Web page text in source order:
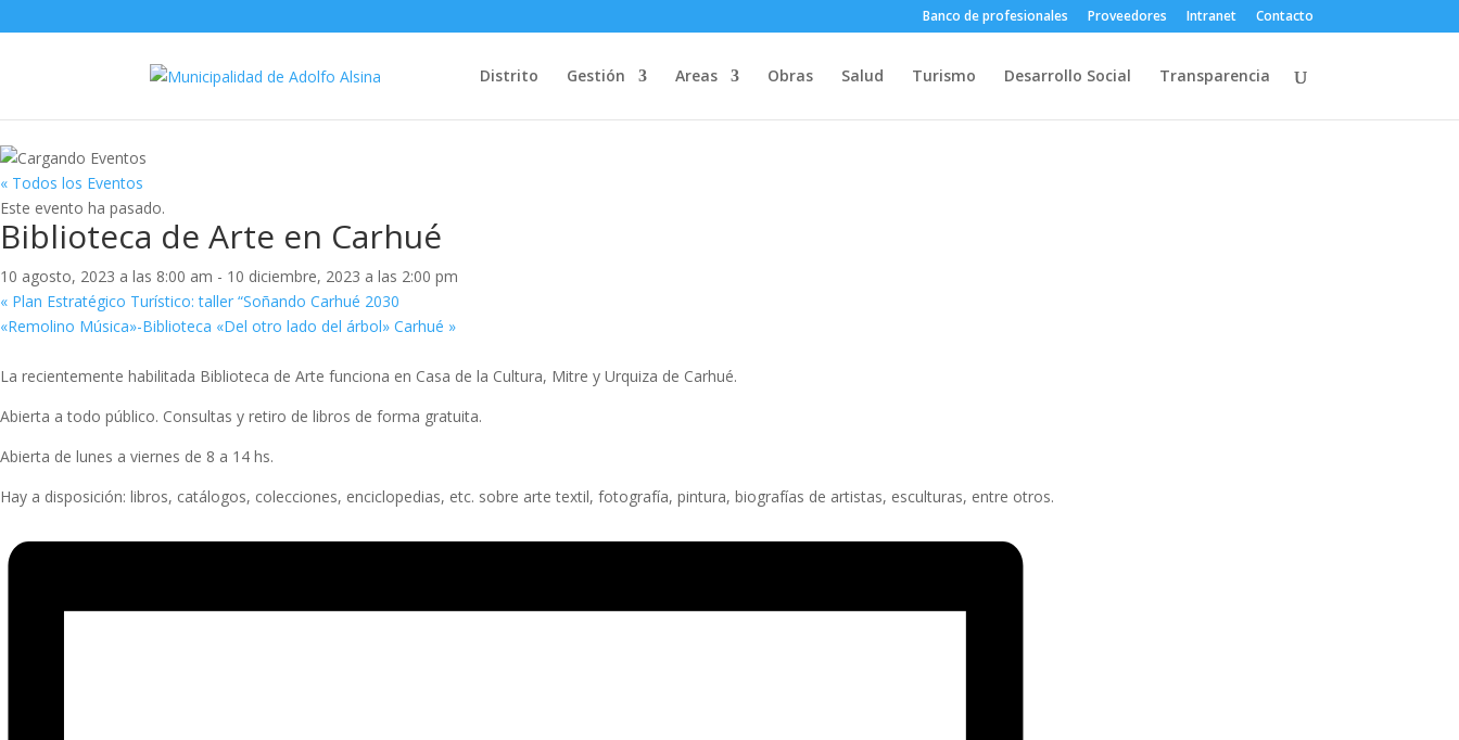
Banco de profesionales Proveedores Intranet Contacto
Distrito Gestión Areas Obras Salud Turismo Desarrollo Social Transparencia
« Todos los Eventos
Este evento ha pasado.
Biblioteca de Arte en Carhué
10 agosto, 2023 a las 8:00 am - 10 diciembre, 2023 a las 2:00 pm
« Plan Estratégico Turístico: taller “Soñando Carhué 2030
«Remolino Música»-Biblioteca «Del otro lado del árbol» Carhué »
La recientemente habilitada Biblioteca de Arte funciona en Casa de la Cultura, Mitre y Urquiza de Carhué.
Abierta a todo público. Consultas y retiro de libros de forma gratuita.
Abierta de lunes a viernes de 8 a 14 hs.
Hay a disposición: libros, catálogos, colecciones, enciclopedias, etc. sobre arte textil, fotografía, pintura, biografías de artistas, esculturas, entre otros.